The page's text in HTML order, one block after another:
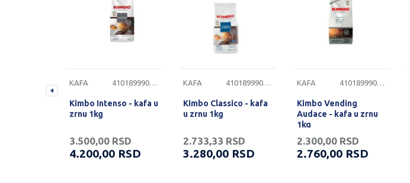
KAFA 4101899900243
Kimbo Intenso - kafa u
zrnu 1kg
3.500,00 RSD
4.200,00 RSD
KAFA 4101899900242
Kimbo Classico - kafa
u zrnu 1kg
2.733,33 RSD
3.280,00 RSD
KAFA 4101899900241
Kimbo Vending
Audace - kafa u zrnu
1kg
2.300,00 RSD
2.760,00 RSD